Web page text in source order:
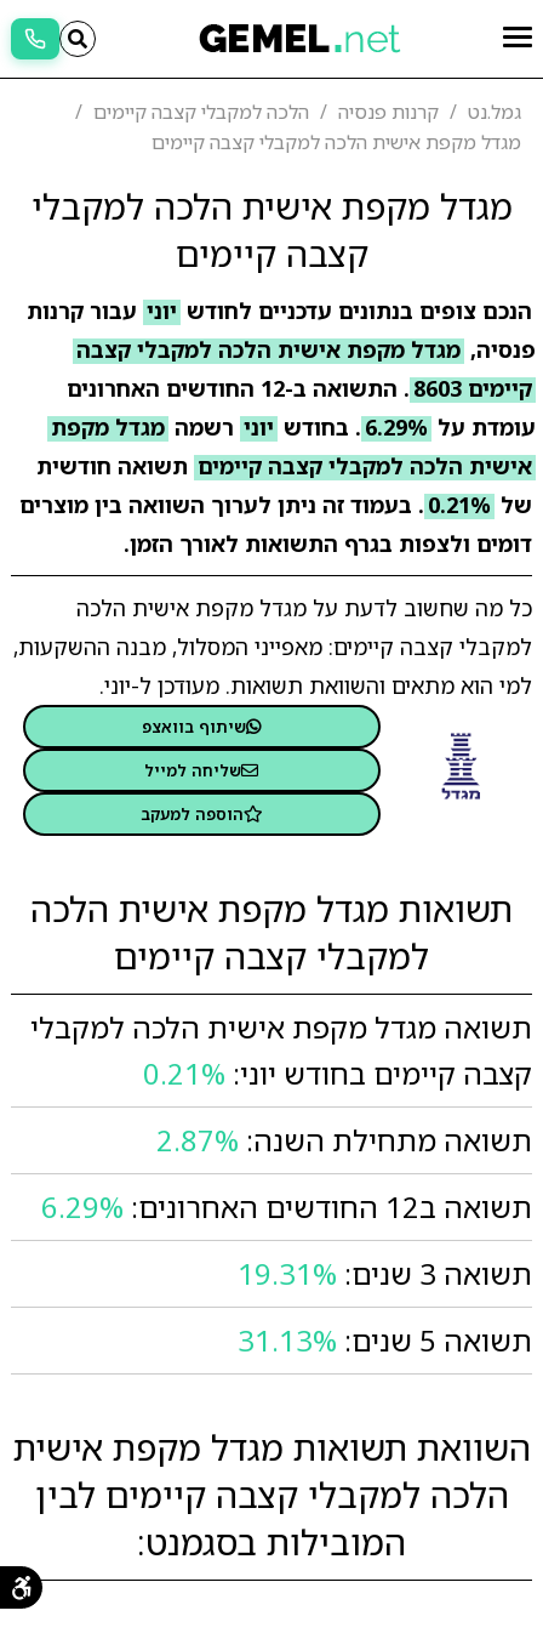
גמל.נט קרנות פנסיה
הלכה למקבלי קצבה קיימים
מגדל מקפת אישית הלכה למקבלי קצבה קיימים
מגדל מקפת אישית הלכה למקבלי
קצבה קיימים
הנכם צופים בנתונים עדכניים לחודש יוני עבור קרנות
פנסיה, מגדל מקפת אישית הלכה למקבלי קצבה
קיימים 8603
. התשואה ב-12 החודשים האחרונים
עומדת על 6.29% . בחודש יוני רשמה מגדל מקפת
אישית הלכה למקבלי קצבה קיימים תשואה חודשית
של 0.21% . בעמוד זה ניתן לערוך השוואה בין מוצרים
דומים ולצפות בגרף התשואות לאורך הזמן.
כל מה שחשוב לדעת על מגדל מקפת אישית הלכה
למקבלי קצבה קיימים: מאפייני המסלול, מבנה ההשקעות,
למי הוא מתאים והשוואת תשואות. מעודכן ל-יוני.
שיתוף בוואצפ
שליחה למייל
הוספה למעקב
תשואות מגדל מקפת אישית הלכה
למקבלי קצבה קיימים
תשואה מגדל מקפת אישית הלכה למקבלי
קצבה קיימים בחודש יוני: 0.21%
תשואה מתחילת השנה: 2.87%
תשואה ב12 החודשים האחרונים:
6.29%
תשואה 3 שנים:
19.31%
תשואה 5 שנים:
31.13%
השוואת תשואות מגדל מקפת אישית
הלכה למקבלי קצבה קיימים לבין
המובילות בסגמנט: